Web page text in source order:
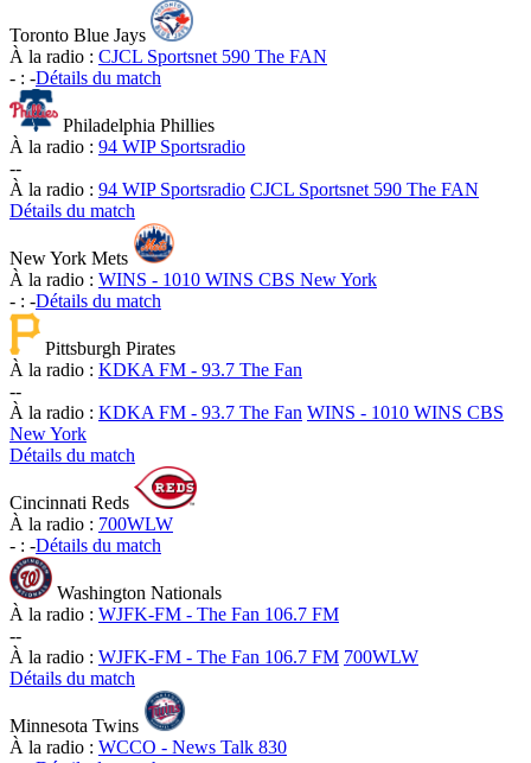
Toronto Blue Jays
À la radio : CJCL Sportsnet 590 The FAN
- : -Détails du match
Philadelphia Phillies
À la radio : 94 WIP Sportsradio
--
À la radio : 94 WIP Sportsradio CJCL Sportsnet 590 The FAN
Détails du match
New York Mets
À la radio : WINS - 1010 WINS CBS New York
- : -Détails du match
Pittsburgh Pirates
À la radio : KDKA FM - 93.7 The Fan
--
À la radio : KDKA FM - 93.7 The Fan WINS - 1010 WINS CBS
New York
Détails du match
Cincinnati Reds
À la radio : 700WLW
- : -Détails du match
Washington Nationals
À la radio : WJFK-FM - The Fan 106.7 FM
--
À la radio : WJFK-FM - The Fan 106.7 FM 700WLW
Détails du match
Minnesota Twins
À la radio : WCCO - News Talk 830